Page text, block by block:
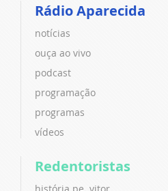
Rádio Aparecida
notícias
ouça ao vivo
podcast
programação
programas
vídeos
Redentoristas
história pe. vitor